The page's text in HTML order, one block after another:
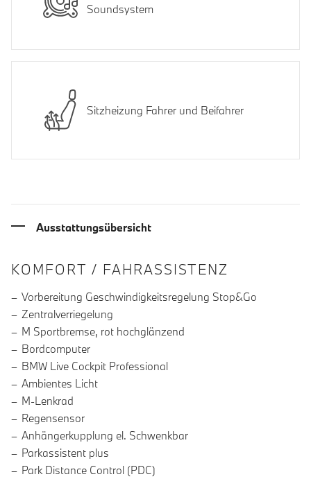
Soundsystem
Sitzheizung Fahrer und Beifahrer
Ausstattungsübersicht
INFORMATIONEN ÜBER DIE
KOMFORT / FAHRASSISTENZ
Vorbereitung Geschwindigkeitsregelung Stop&Go
Zentralverriegelung
M Sportbremse, rot hochglänzend
Bordcomputer
BMW Live Cockpit Professional
Ambientes Licht
M-Lenkrad
Regensensor
Anhängerkupplung el. Schwenkbar
Parkassistent plus
Park Distance Control (PDC)